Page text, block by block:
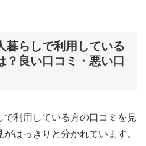
暮らしで利用している
？良い口コミ・悪い口
利用している方の口コミを見
はっきりと分かれています。